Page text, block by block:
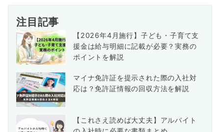
注目記事
【2026年4月施行】子ども・子育て支
援金は給与明細に記載が必要？実務の
ポイントを解説
マイナ免許証を提示された際の入社対
応は？免許証情報の回収方法を解説
【これさえ読めば大丈夫】アルバイト